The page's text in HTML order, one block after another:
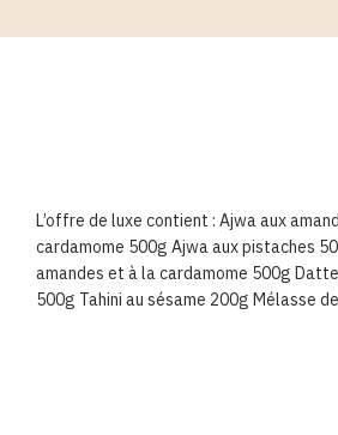
L’offre de luxe contient : Ajwa aux
cardamome 500g Ajwa aux pistaches
amandes et à la cardamome 500g
500g Tahini au sésame 200g Mélasse